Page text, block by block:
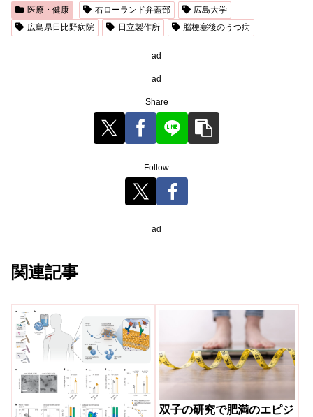
医療・健康 右ローランド弁蓋部
広島大学
広島県日比野病院
日立製作所 脳梗塞後のうつ病
ad
ad
Share
Follow
ad
関連記事
双子の研究で肥満のエピジ